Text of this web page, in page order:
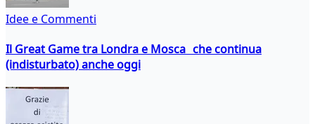
Idee e Commenti
Il Great Game tra Londra e Mosca che continua
(indisturbato) anche oggi